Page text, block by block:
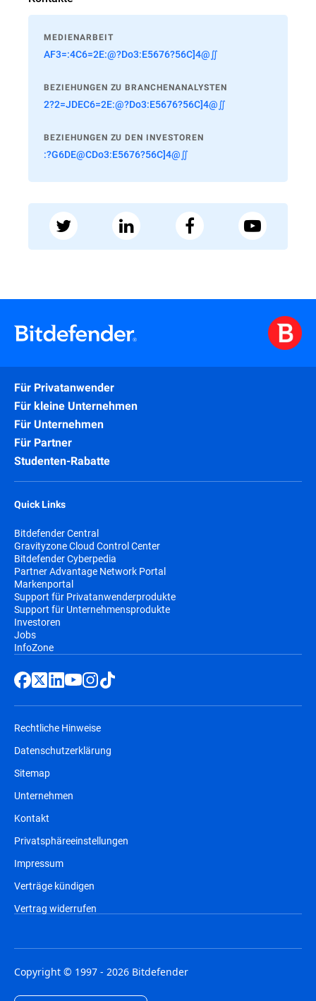
MEDIENARBEIT
AF3=:4C6=2E:@?Do3:E5676?56C]4@∬
BEZIEHUNGEN ZU BRANCHENANALYSTEN
2?2=JDEC6=2E:@?Do3:E5676?56C]4@∬
BEZIEHUNGEN ZU DEN INVESTOREN
:?G6DE@CDo3:E5676?56C]4@∬
Für Privatanwender
Für kleine Unternehmen
Für Unternehmen
Für Partner
Studenten-Rabatte
Quick Links
Bitdefender Central
Gravityzone Cloud Control Center
Bitdefender Cyberpedia
Partner Advantage Network Portal
Markenportal
Support für Privatanwenderprodukte
Support für Unternehmensprodukte
Investoren
Jobs
InfoZone
Rechtliche Hinweise
Datenschutzerklärung
Sitemap
Unternehmen
Kontakt
Privatsphäreeinstellungen
Impressum
Verträge kündigen
Vertrag widerrufen
Copyright © 1997 - 2026 Bitdefender